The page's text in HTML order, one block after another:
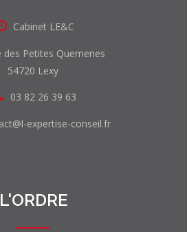
Cabinet LE&C
des Petites Quemenes
54720 Lexy
03 82 26 39 63
expertise-conseil.fr
L'ORDRE